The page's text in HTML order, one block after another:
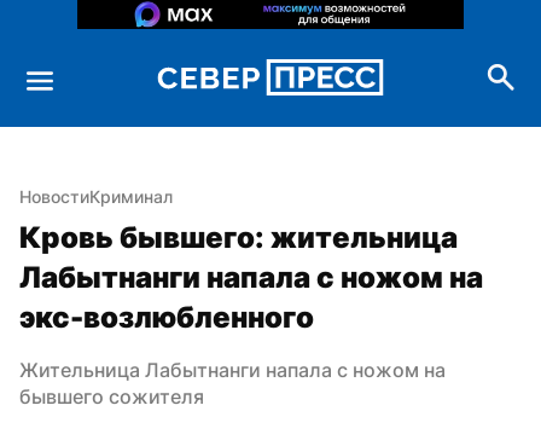
НовостиКриминал
Кровь бывшего: жительница
Лабытнанги напала с ножом на
экс-возлюбленного
Жительница Лабытнанги напала с ножом на
бывшего сожителя